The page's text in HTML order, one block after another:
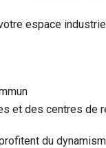
espace
et des centres de
du